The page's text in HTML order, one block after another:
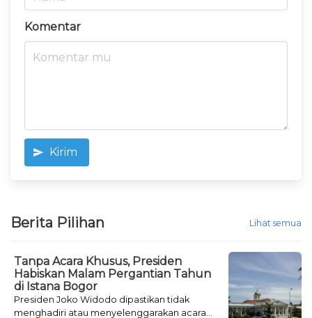
Komentar
Kirim
Berita Pilihan Lihat semua
Tanpa Acara Khusus, Presiden
Habiskan Malam Pergantian Tahun
di Istana Bogor
Presiden Joko Widodo dipastikan tidak
menghadiri atau menyelenggarakan acara